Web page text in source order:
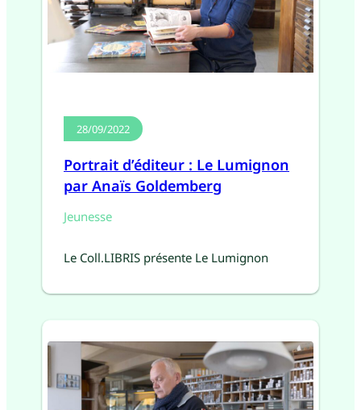
28/09/2022
Portrait d’éditeur : Le Lumignon
par Anaïs Goldemberg
Jeunesse
Le Coll.LIBRIS présente Le Lumignon